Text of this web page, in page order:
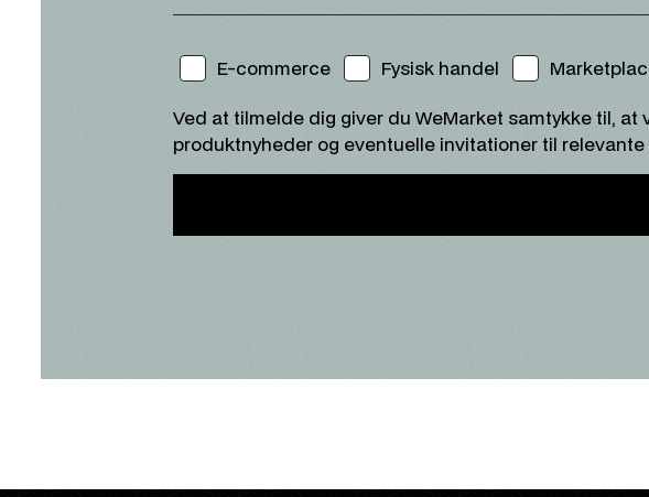
E-commerce Fysisk handel
Ved at tilmelde dig giver du WeMarket samtykke til,
produktnyheder og eventuelle invitationer til